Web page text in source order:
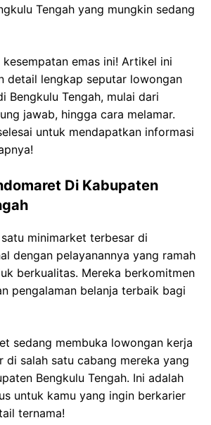
Tengah yang mungkin sedang
emas ini! Artikel ini
detail lengkap seputar lowongan
Bengkulu Tengah, mulai dari
jawab, hingga cara melamar.
untuk mendapatkan informasi
Di Kabupaten
minimarket terbesar di
dengan pelayanannya yang ramah
berkualitas. Mereka berkomitmen
pengalaman belanja terbaik bagi
sedang membuka lowongan kerja
di salah satu cabang mereka yang
Bengkulu Tengah. Ini adalah
untuk kamu yang ingin berkarier
ternama!